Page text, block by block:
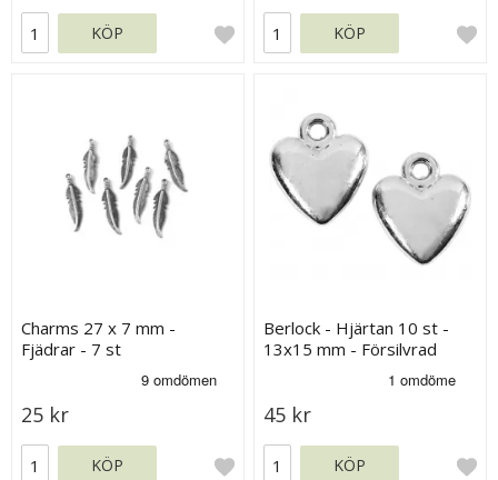
KÖP KÖP
Charms 27 x 7 mm -
Fjädrar - 7 st
25 kr
KÖP
Berlock - Hjärtan 10 st -
13x15 mm - Försilvrad
45 kr
KÖP